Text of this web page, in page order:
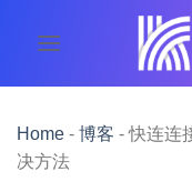
Home - 博客 -快连连
决方法